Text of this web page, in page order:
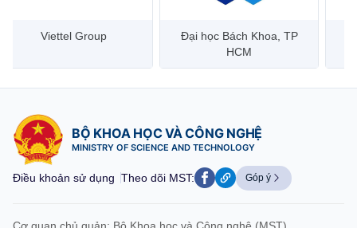
Đại học Bách Khoa, TP
Bưu điện Việt Nam –
BỘ KHOA HỌC VÀ CÔNG NGHỆ
MINISTRY OF SCIENCE AND TECHNOLOGY
Điều khoản sử dụng Theo dõi MST: Góp ý
Cơ quan chủ quản: Bộ Khoa học và Công nghệ (MST)